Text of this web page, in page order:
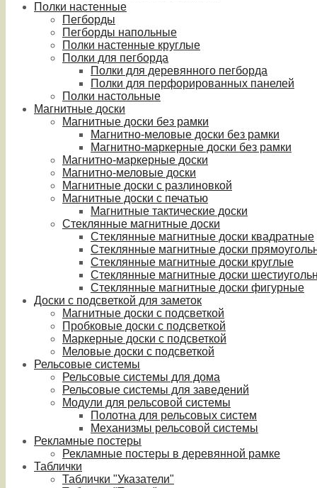
Полки настенные
Пегборды
Пегборды напольные
Полки настенные круглые
Полки для пегборда
Полки для деревянного пегборда
Полки для перфорированных панелей
Полки настольные
Магнитные доски
Магнитные доски без рамки
Магнитно-меловые доски без рамки
Магнитно-маркерные доски без рамки
Магнитно-маркерные доски
Магнитно-меловые доски
Магнитные доски с разлиновкой
Магнитные доски с печатью
Магнитные тактические доски
Стеклянные магнитные доски
Стеклянные магнитные доски квадратные
Стеклянные магнитные доски
Стеклянные магнитные доски круглые
Стеклянные магнитные доски
Стеклянные магнитные доски фигурные
Доски с подсветкой для заметок
Магнитные доски с подсветкой
Пробковые доски с подсветкой
Маркерные доски с подсветкой
Меловые доски с подсветкой
Рельсовые системы
Рельсовые системы для дома
Рельсовые системы для заведений
Модули для рельсовой системы
Полотна для рельсовых систем
Механизмы рельсовой системы
Рекламные постеры
Рекламные постеры в деревянной рамке
Таблички
Таблички "Указатели"